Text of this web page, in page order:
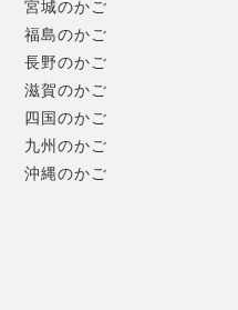
宮城のかご
福島のかご
長野のかご
滋賀のかご
四国のかご
九州のかご
沖縄のかご